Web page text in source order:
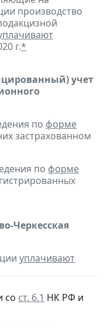
производство
г.*
учет
по форме
застрахованном
по форме
Черкесская
уплачивают
со ст. 6.1 НК РФ и